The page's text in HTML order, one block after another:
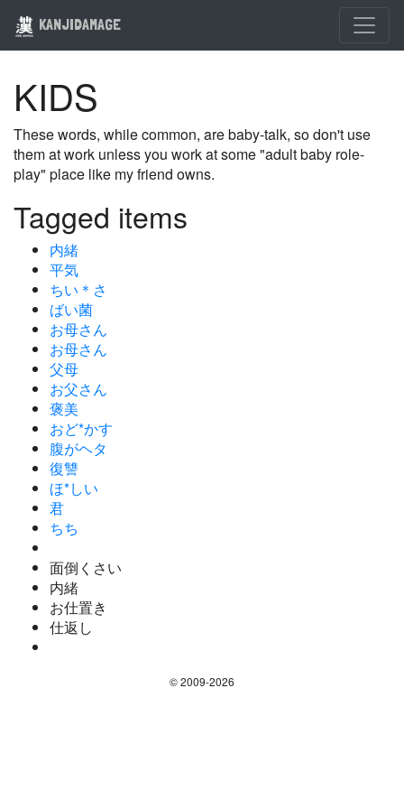
KANJIDAMAGE
KIDS
These words, while common, are baby-talk, so don't use
them at work unless you work at some "adult baby role-
play" place like my friend owns.
Tagged items
内緒
平気
ちい＊さ
ばい菌
お母さん
お母さん
父母
お父さん
褒美
おど*かす
腹がヘタ
復讐
ほ*しい
君
ちち
面倒くさい
内緒
お仕置き
仕返し
© 2009-2026